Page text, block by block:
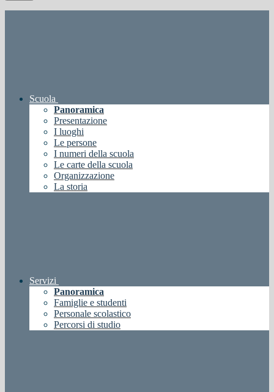
Scuola
Panoramica
Presentazione
I luoghi
Le persone
I numeri della scuola
Le carte della scuola
Organizzazione
La storia
Servizi
Panoramica
Famiglie e studenti
Personale scolastico
Percorsi di studio